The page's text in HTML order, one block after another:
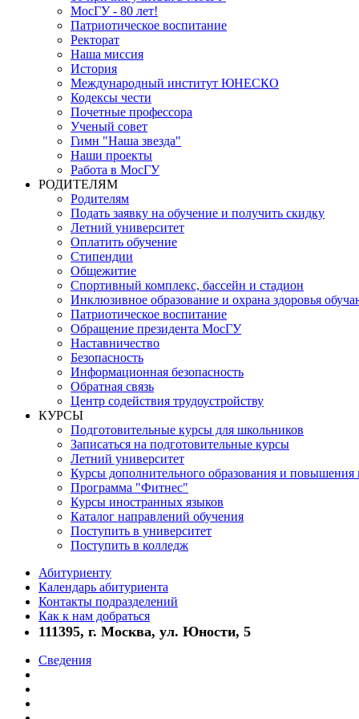
МосГУ - 80 лет!
Патриотическое воспитание
Ректорат
Наша миссия
История
Международный институт ЮНЕСКО
Кодексы чести
Почетные профессора
Ученый совет
Гимн "Наша звезда"
Наши проекты
Работа в МосГУ
РОДИТЕЛЯМ
Родителям
Подать заявку на обучение и получить скидку
Летний университет
Оплатить обучение
Стипендии
Общежитие
Спортивный комплекс, бассейн и стадион
Инклюзивное образование и охрана здоровья
Патриотическое воспитание
Обращение президента МосГУ
Наставничество
Безопасность
Информационная безопасность
Обратная связь
Центр содействия трудоустройству
КУРСЫ
Подготовительные курсы для школьников
Записаться на подготовительные курсы
Летний университет
Курсы дополнительного образования и повышения
Программа "Фитнес"
Курсы иностранных языков
Каталог направлений обучения
Поступить в университет
Поступить в колледж
Абитуриенту
Календарь абитуриента
Контакты подразделений
Как к нам добраться
111395, г. Москва, ул. Юности, 5
Сведения